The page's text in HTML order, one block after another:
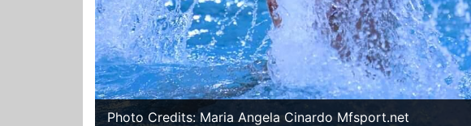
Photo Credits: Maria Angela Cinardo Mfsport.net